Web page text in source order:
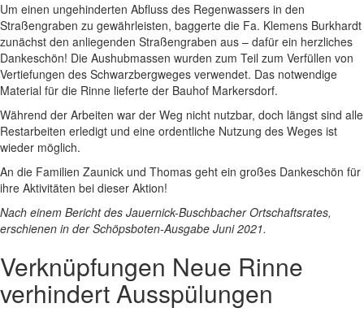
Um einen ungehinderten Abfluss des Regenwassers in den
Straßengraben zu gewährleisten, baggerte die Fa. Klemens Burkhardt
zunächst den anliegenden Straßengraben aus – dafür ein herzliches
Dankeschön! Die Aushubmassen wurden zum Teil zum Verfüllen von
Vertiefungen des Schwarzbergweges verwendet. Das notwendige
Material für die Rinne lieferte der Bauhof Markersdorf.
Während der Arbeiten war der Weg nicht nutzbar, doch längst sind alle
Restarbeiten erledigt und eine ordentliche Nutzung des Weges ist
wieder möglich.
An die Familien Zaunick und Thomas geht ein großes Dankeschön für
ihre Aktivitäten bei dieser Aktion!
Nach einem Bericht des Jauernick-Buschbacher Ortschaftsrates,
erschienen in der Schöpsboten-Ausgabe Juni 2021.
Verknüpfungen Neue Rinne
verhindert Ausspülungen